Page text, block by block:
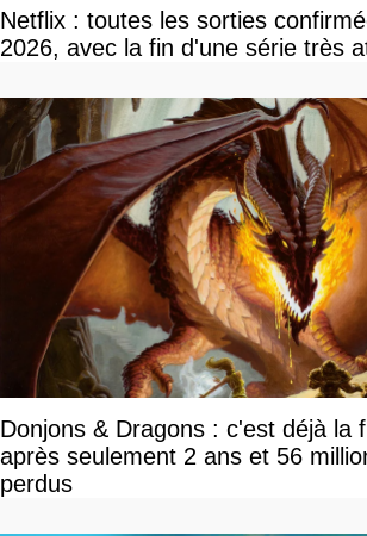
Netflix : toutes les sorties
2026, avec la fin d'une série très
Donjons & Dragons : c'est déjà la
après seulement 2 ans et 56
perdus